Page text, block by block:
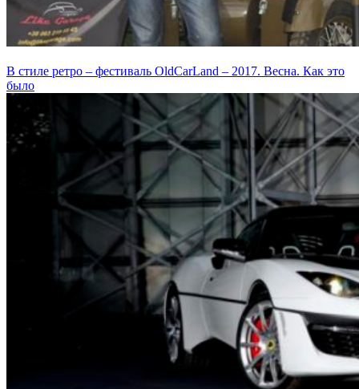
В стиле ретро – фестиваль OldCarLand – 2017. Весна. Как это
было